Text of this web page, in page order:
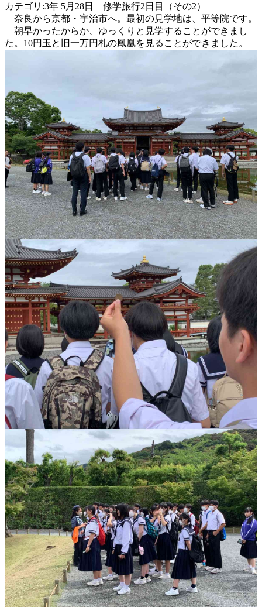
カテゴリ:3年 5月28日 修学旅行2日目（その2）
奈良から京都・宇治市へ。最初の見学地は、平等院です。
朝早かったからか、ゆっくりと見学することができまし
た。10円玉と旧一万円札の鳳凰を見ることができました。